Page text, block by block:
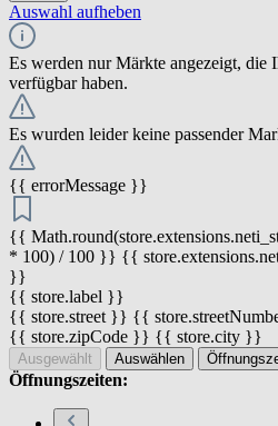
Auswahl aufheben
Es werden nur Märkte angezeigt, die
verfügbar haben.
Es wurden leider keine passender
{{ errorMessage }}
{{
* 100) / 100 }} {{
}}
{{ store.label }}
{{ store.street }} {{
{{ store.zipCode }} {{ store.city }}
Ausgewählt Auswählen
Öffnungszeiten: